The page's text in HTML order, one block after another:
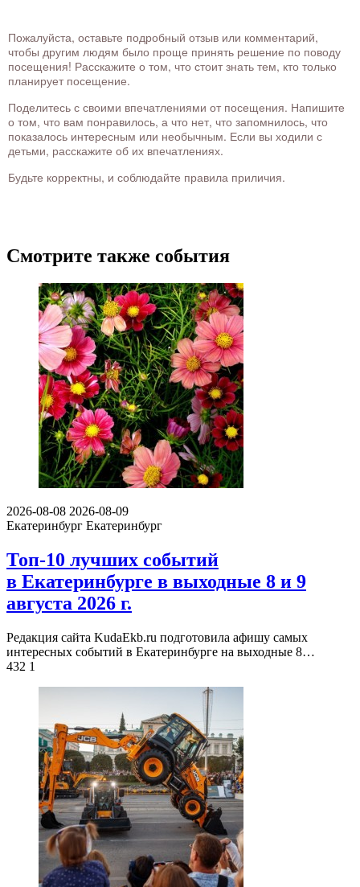
Пожалуйста, оставьте подробный отзыв или комментарий,
чтобы другим людям было проще принять решение по поводу
посещения! Расскажите о том, что стоит знать тем, кто только
планирует посещение.
Поделитесь с своими впечатлениями от посещения. Напишите
о том, что вам понравилось, а что нет, что запомнилось, что
показалось интересным или необычным. Если вы ходили с
детьми, расскажите об их впечатлениях.
Будьте корректны, и соблюдайте правила приличия.
Смотрите также события
2026-08-08 2026-08-09
Екатеринбург Екатеринбург
Топ-10 лучших событий
в Екатеринбурге в выходные 8 и 9
августа 2026 г.
Редакция сайта KudaEkb.ru подготовила афишу самых
интересных событий в Екатеринбурге на выходные 8…
432 1